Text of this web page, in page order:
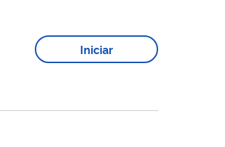
Iniciar